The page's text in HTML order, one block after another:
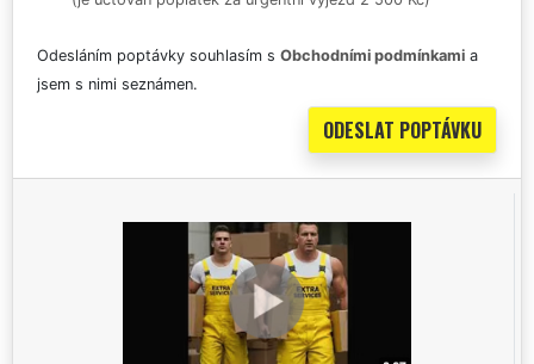
Odesláním poptávky souhlasím s Obchodními podmínkami a
jsem s nimi seznámen.